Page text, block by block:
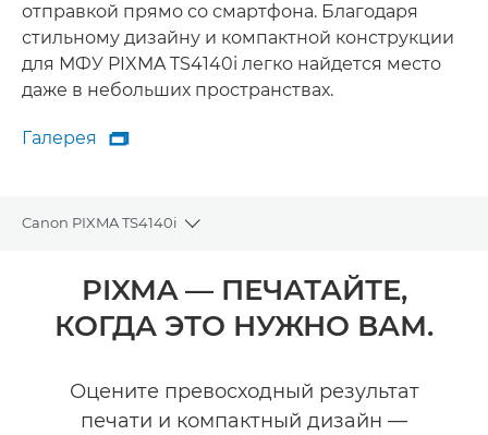
отправкой прямо со смартфона. Благодаря
стильному дизайну и компактной конструкции
для МФУ PIXMA TS4140i легко найдется место
даже в небольших пространствах.
Галерея
Галерея

Canon PIXMA TS4140i
Toggle breadcrumbs
Общая информация
Технические характеристики
PIXMA — ПЕЧАТАЙТЕ,
КОГДА ЭТО НУЖНО ВАМ.
Оцените превосходный результат
печати и компактный дизайн —